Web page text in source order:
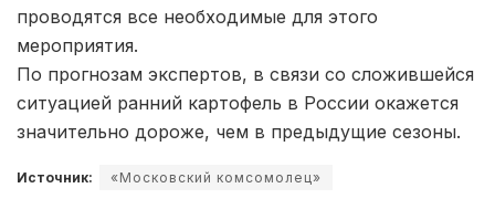
проводятся все необходимые для этого
мероприятия.
По прогнозам экспертов, в связи со сложившейся
ситуацией ранний картофель в России окажется
значительно дороже, чем в предыдущие сезоны.
Источник: «Московский комсомолец»